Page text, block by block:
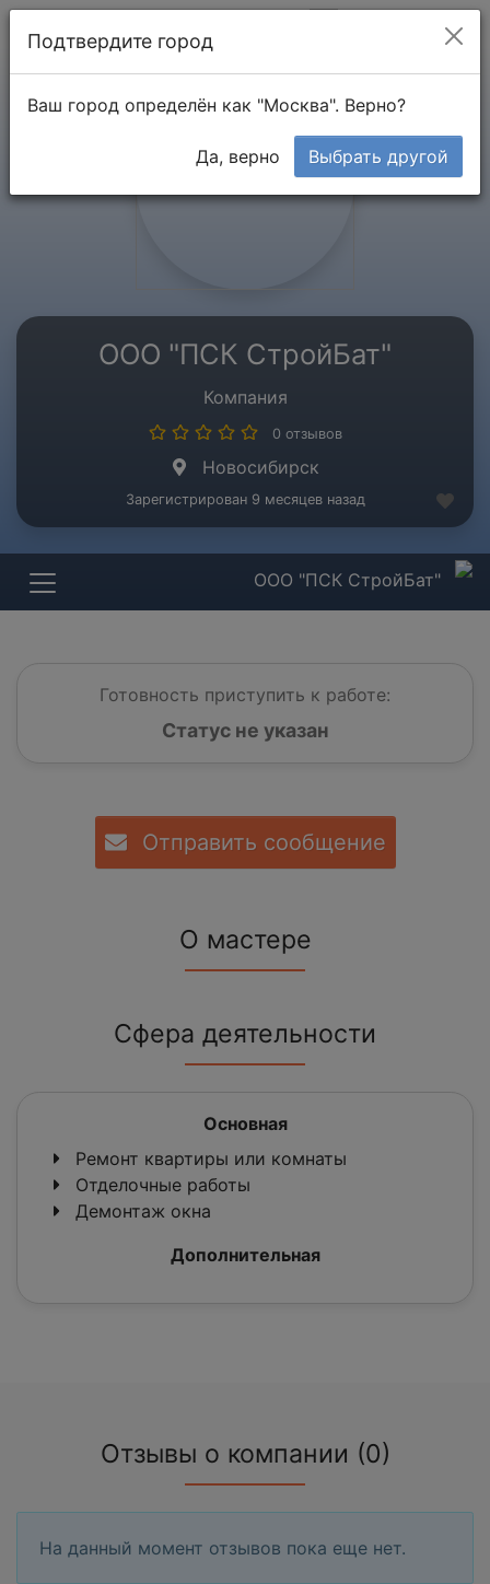
ООО "ПСК СтройБат"
Компания
0 отзывов
Новосибирск
Зарегистрирован 9 месяцев назад
ООО "ПСК СтройБат"
Готовность приступить к работе:
Статус не указан
Отправить сообщение
О мастере
Сфера деятельности
Основная
Ремонт квартиры или комнаты
Отделочные работы
Демонтаж окна
Дополнительная
Отзывы о компании (0)
На данный момент отзывов пока еще нет.
Подтвердите город
Ваш город определён как "Москва". Верно?
Да, верно Выбрать другой